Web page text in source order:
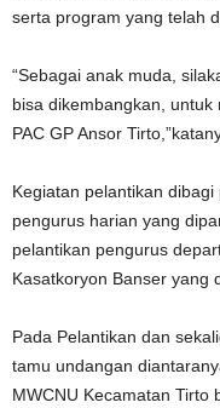
serta program yang telah
“Sebagai anak muda,
bisa dikembangkan,
PAC GP Ansor
Kegiatan pelantikan
pengurus harian yang
pelantikan pengurus
Kasatkoryon Banser yang
Pada Pelantikan dan
tamu undangan
MWCNU Kecamatan Tirto